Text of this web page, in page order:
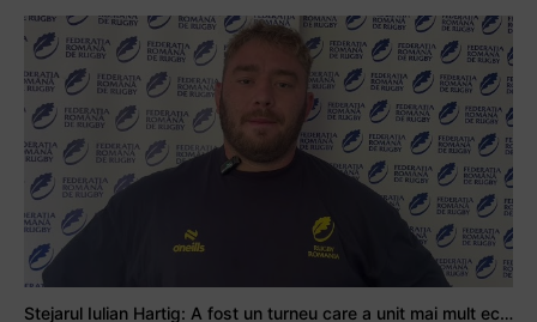
Stejarul Iulian Hartig: A fost un turneu care a unit mai mult echipa